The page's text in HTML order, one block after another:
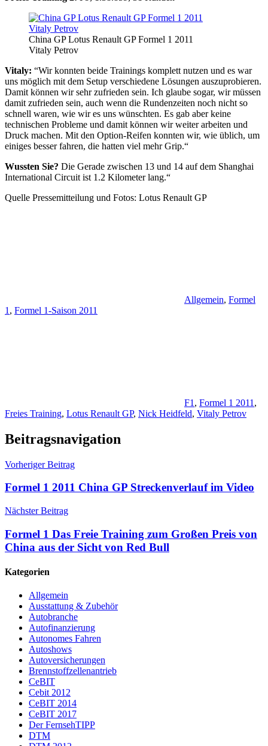
China GP Lotus Renault GP Formel 1 2011
Vitaly Petrov
Vitaly: “Wir konnten beide Trainings komplett nutzen und es war
uns möglich mit dem Setup verschiedene Lösungen auszuprobieren.
Damit können wir sehr zufrieden sein. Ich glaube sogar, wir müssen
damit zufrieden sein, auch wenn die Rundenzeiten noch nicht so
schnell waren, wie wir es uns wünschten. Es gab aber keine
technischen Probleme und damit können wir weiter arbeiten und
Druck machen. Mit den Option-Reifen konnten wir, wie üblich, um
einiges besser fahren, die hatten viel mehr Grip.“
Wussten Sie? Die Gerade zwischen 13 und 14 auf dem Shanghai
International Circuit ist 1.2 Kilometer lang.“
Quelle Pressemitteilung und Fotos: Lotus Renault GP
Allgemein, Formel
1 , Formel 1-Saison 2011
F1 , Formel 1 2011 ,
Freies Training, Lotus Renault GP, Nick Heidfeld, Vitaly Petrov
Beitragsnavigation
Vorheriger Beitrag
Formel 1 2011 China GP Streckenverlauf im Video
Nächster Beitrag
Formel 1 Das Freie Training zum Großen Preis von
China aus der Sicht von Red Bull
Kategorien
Allgemein
Ausstattung & Zubehör
Autobranche
Autofinanzierung
Autonomes Fahren
Autoshows
Autoversicherungen
Brennstoffzellenantrieb
CeBIT
Cebit 2012
CeBIT 2014
CeBIT 2017
Der FernsehTIPP
DTM